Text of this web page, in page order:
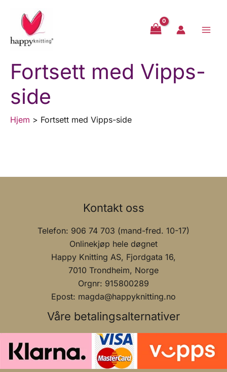
innholdet
Fortsett med Vipps-
side
Hjem Fortsett med Vipps-side
Kontakt oss
Telefon: 906 74 703 (mand-fred. 10-17)
Onlinekjøp hele døgnet
Happy Knitting AS, Fjordgata 16,
7010 Trondheim, Norge
Orgnr: 915800289
Epost: magda@happyknitting.no
Våre betalingsalternativer